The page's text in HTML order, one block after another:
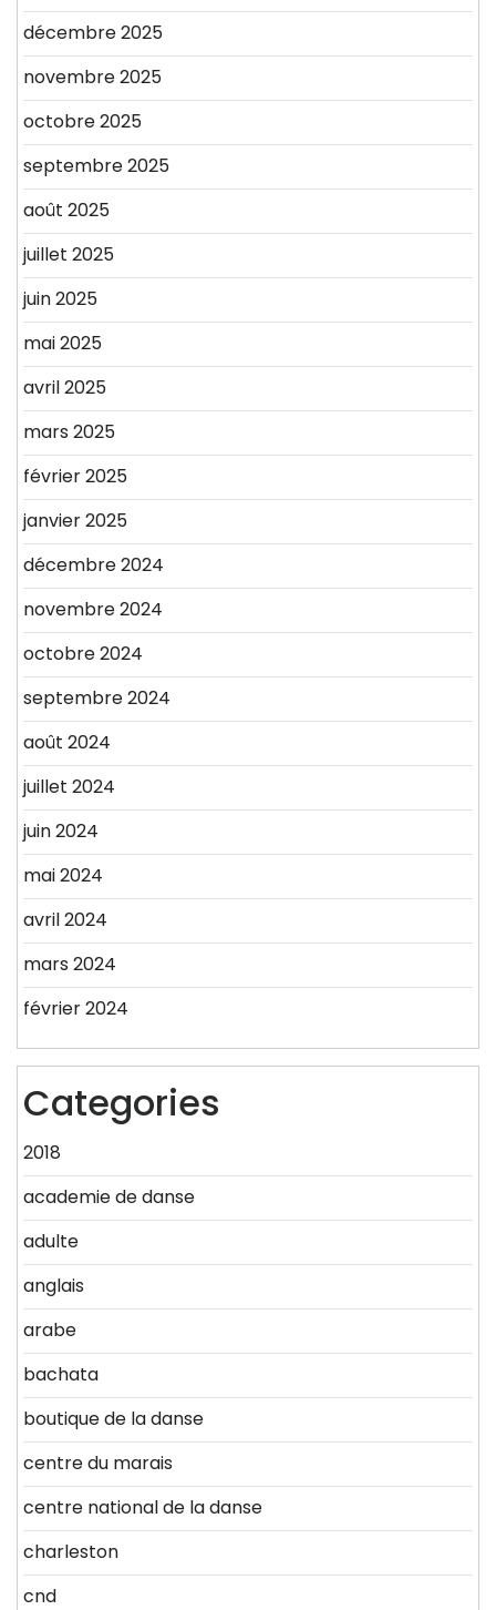
décembre 2025
novembre 2025
octobre 2025
septembre 2025
août 2025
juillet 2025
juin 2025
mai 2025
avril 2025
mars 2025
février 2025
janvier 2025
décembre 2024
novembre 2024
octobre 2024
septembre 2024
août 2024
juillet 2024
juin 2024
mai 2024
avril 2024
mars 2024
février 2024
Categories
2018
academie de danse
adulte
anglais
arabe
bachata
boutique de la danse
centre du marais
centre national de la danse
charleston
cnd